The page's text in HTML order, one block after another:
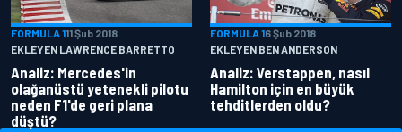
FORMULA 111 Şub 2018
EKLEYEN LAWRENCE BARRETTO
Analiz: Mercedes'in
olağanüstü yetenekli pilotu
neden F1'de geri plana
düştü?
FORMULA 16 Şub 2018
EKLEYEN BEN ANDERSON
Analiz: Verstappen, nasıl
Hamilton için en büyük
tehditlerden oldu?